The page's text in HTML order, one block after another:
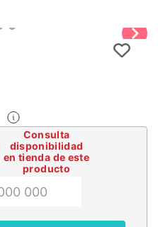
Consulta
disponibilidad
en tienda de este
producto